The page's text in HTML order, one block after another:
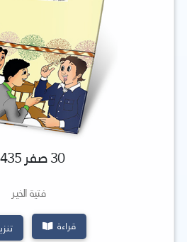
30 صفر 1435
فتية الخير
قراءة